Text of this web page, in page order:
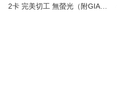
2卡 完美切工 無螢光（附GIA證